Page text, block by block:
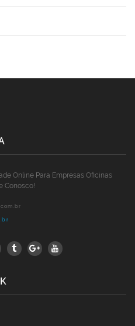
Online Para Empresas Oficinas
Conosco!